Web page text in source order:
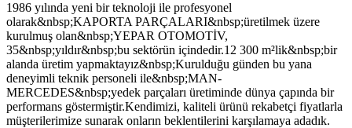
1986 yılında yeni bir teknoloji ile profesyonel
olarak&nbsp;KAPORTA PARÇALARI&nbsp;üretilmek üzere
kurulmuş olan&nbsp;YEPAR OTOMOTİV,
35&nbsp;yıldır&nbsp;bu sektörün içindedir.12 300 m²lik&nbsp;bir
alanda üretim yapmaktayız&nbsp;Kurulduğu günden bu yana
deneyimli teknik personeli ile&nbsp;MAN-
MERCEDES&nbsp;yedek parçaları üretiminde dünya çapında bir
performans göstermiştir.Kendimizi, kaliteli ürünü rekabetçi fiyatlarla
müşterilerimize sunarak onların beklentilerini karşılamaya adadık.